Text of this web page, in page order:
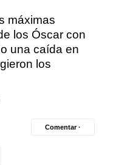
máximas
los Óscar con
una caída en
los
Comentar ·